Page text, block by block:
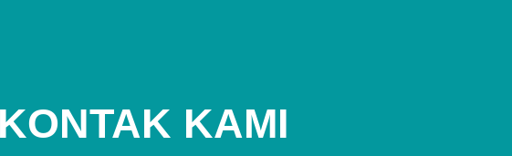
KONTAK KAMI